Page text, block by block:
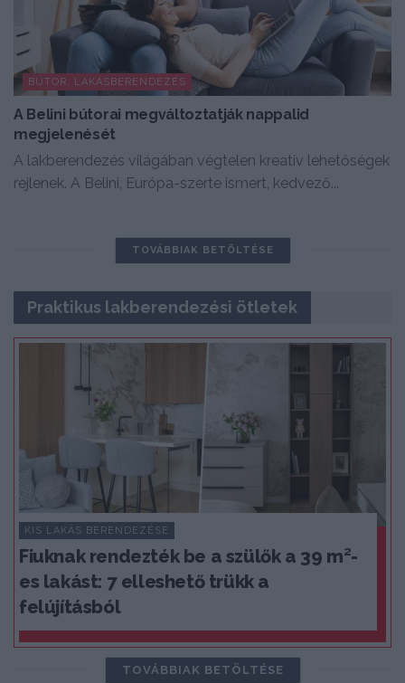
BÚTOR, LAKÁSBERENDEZÉS
A Belini bútorai megváltoztatják nappalid
megjelenését
A lakberendezés világában végtelen kreatív lehetőségek
rejlenek. A Belini, Európa-szerte ismert, kedvező...
TOVÁBBIAK BETÖLTÉSE
Praktikus lakberendezési ötletek
KIS LAKÁS BERENDEZÉSE
Fiuknak rendezték be a szülők a 39 m²-
es lakást: 7 elleshető trükk a
felújításból
TOVÁBBIAK BETÖLTÉSE